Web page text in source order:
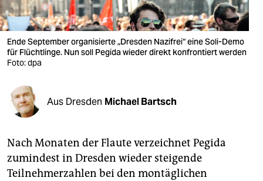
verlag
verlag
veranstaltungen
fragen & hilfe
abo
genossenschaft
Ende September organisierte „Dresden Nazifrei“ eine Soli-Demo
für Flüchtlinge. Nun soll Pegida wieder direkt konfrontiert werden
Foto: dpa
Aus Dresden Michael Bartsch
Nach Monaten der Flaute verzeichnet Pegida
zumindest in Dresden wieder steigende
Teilnehmerzahlen bei den montäglichen